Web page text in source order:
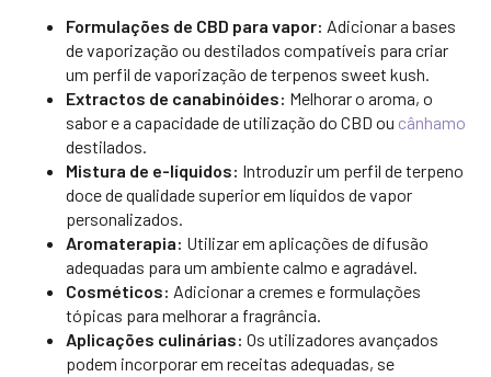
Formulações de CBD para vapor: Adicionar a bases
de vaporização ou destilados compatíveis para criar
um perfil de vaporização de terpenos sweet kush.
Extractos de canabinóides: Melhorar o aroma, o
sabor e a capacidade de utilização do CBD ou cânhamo
destilados.
Mistura de e-líquidos: Introduzir um perfil de terpeno
doce de qualidade superior em líquidos de vapor
personalizados.
Aromaterapia: Utilizar em aplicações de difusão
adequadas para um ambiente calmo e agradável.
Cosméticos: Adicionar a cremes e formulações
tópicas para melhorar a fragrância.
Aplicações culinárias: Os utilizadores avançados
podem incorporar em receitas adequadas, se